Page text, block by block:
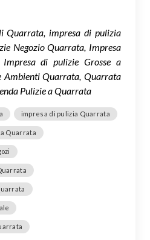
Quarrata, impresa di pulizia
Negozio Quarrata, Impresa
di pulizie Grosse a
Ambienti Quarrata, Quarrata
Pulizie a Quarrata
impresa di pulizia Quarrata
Quarrata